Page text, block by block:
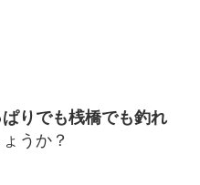
ぱりでも桟橋でも釣れ
うか？